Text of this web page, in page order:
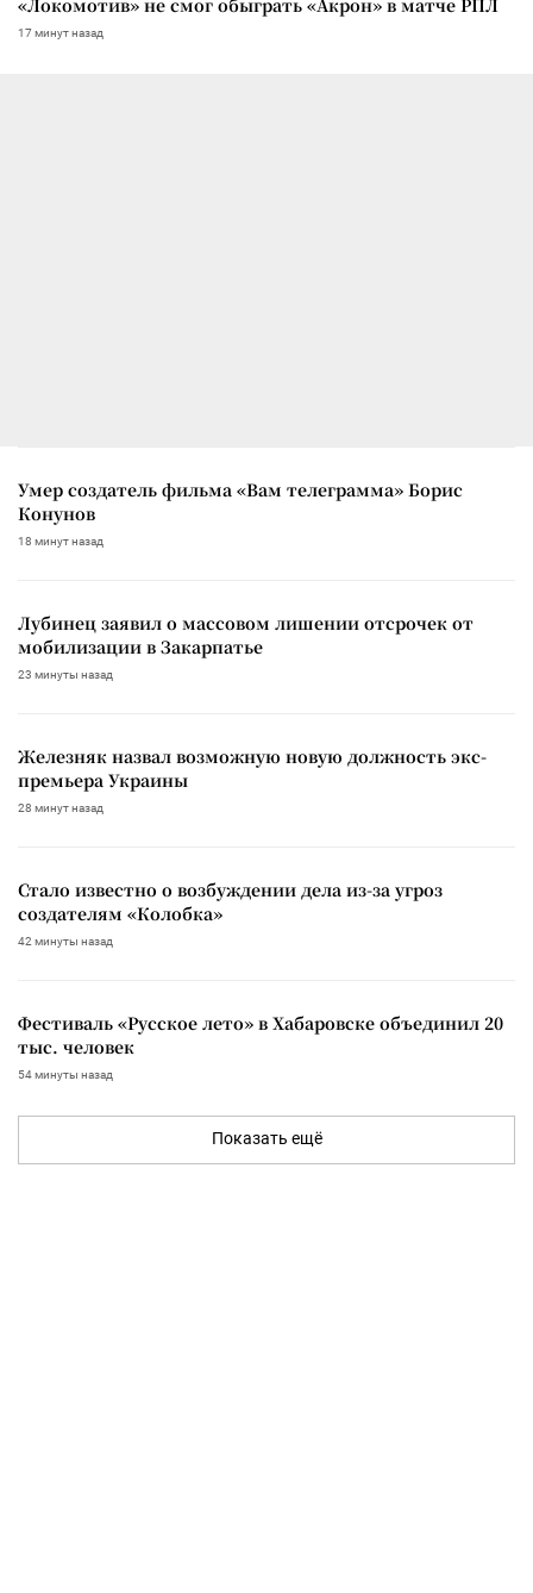
17 минут назад
Умер создатель фильма «Вам телеграмма» Борис
Конунов
18 минут назад
Лубинец заявил о массовом лишении отсрочек от
мобилизации в Закарпатье
23 минуты назад
Железняк назвал возможную новую должность экс-
премьера Украины
28 минут назад
Стало известно о возбуждении дела из-за угроз
создателям «Колобка»
42 минуты назад
Фестиваль «Русское лето» в Хабаровске объединил 20
тыс. человек
54 минуты назад
Показать ещё